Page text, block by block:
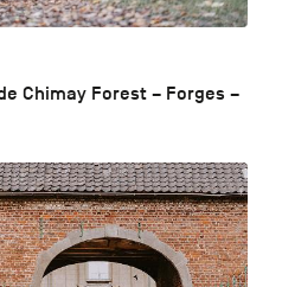
Chimay Forest – Forges –